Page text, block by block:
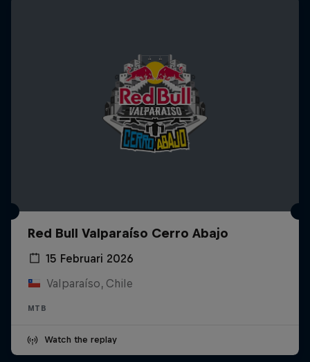
Red Bull Valparaíso Cerro Abajo
15 Februari 2026
Valparaíso, Chile
MTB
Watch the replay